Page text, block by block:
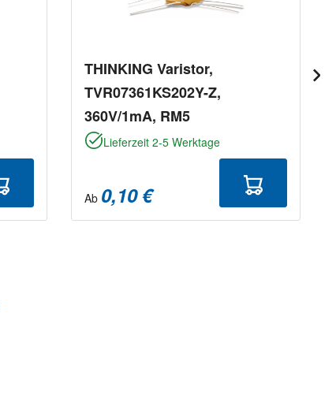
THINKING Varistor,
TVR07361KS202Y-Z,
360V/1mA, RM5
Lieferzeit 2-5 Werktage
Ab 0,10 €